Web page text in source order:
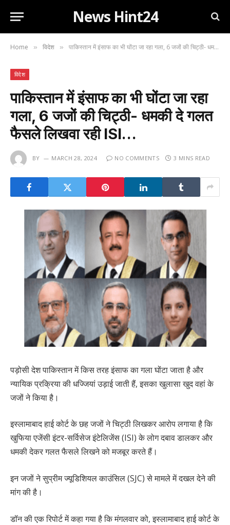
News Hint24
Home » विदेश » पाकिस्तान में इंसाफ का भी घोंटा जा रहा गला, 6 जजों की चिट्ठी- धमकी दे गलत फैसले लिखवा रही ISI…
विदेश
पाकिस्तान में इंसाफ का भी घोंटा जा रहा
गला, 6 जजों की चिट्ठी- धमकी दे गलत
फैसले लिखवा रही ISI…
BY MARCH 28, 2024 NO COMMENTS 3 MINS READ
पड़ोसी देश पाकिस्तान में किस तरह इंसाफ का गला घोंटा जाता है और
न्यायिक प्रक्रिया की धज्जियां उड़ाई जाती हैं, इसका खुलासा खुद वहां के
जजों ने किया है।
इस्लामाबाद हाई कोर्ट के छह जजों ने चिट्ठी लिखकर आरोप लगाया है कि
खुफिया एजेंसी इंटर-सर्विसेज इंटेलिजेंस (ISI) के लोग दबाव डालकर और
धमकी देकर गलत फैसले लिखने को मजबूर करते हैं।
इन जजों ने सुप्रीम ज्यूडिशियल काउंसिल (SJC) से मामले में दखल देने की
मांग की है।
डॉन की एक रिपोर्ट में कहा गया है कि मंगलवार को, इस्लामाबाद हाई कोर्ट के